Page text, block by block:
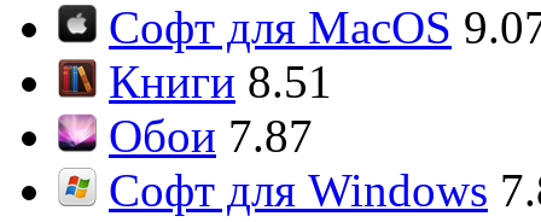
Софт для MacOS
Книги 8.51
Обои 7.87
Софт для Windows